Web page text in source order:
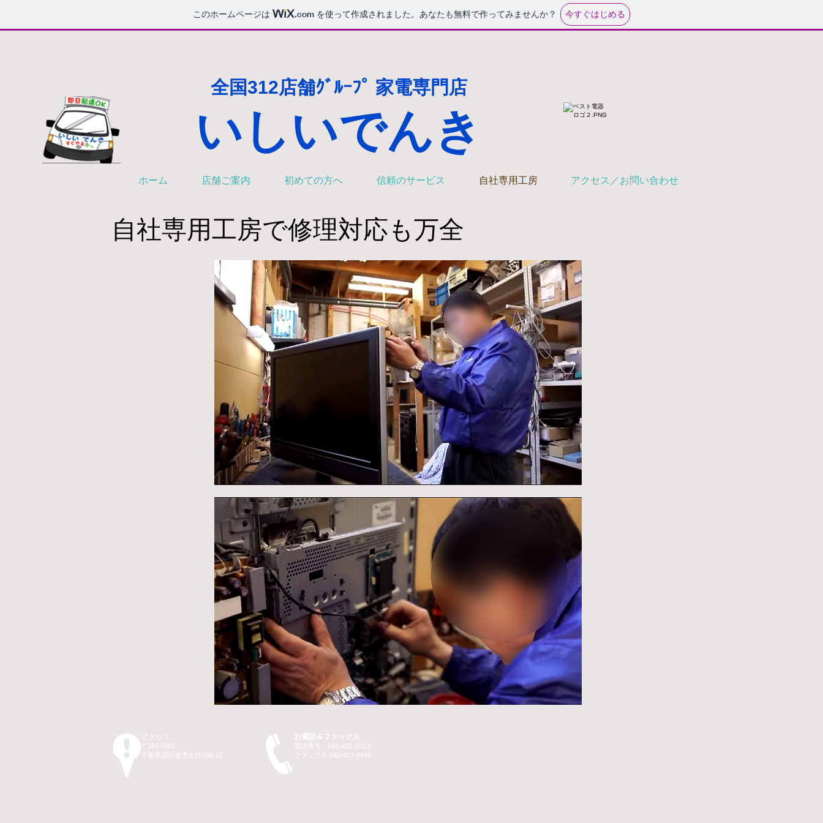
このホームページは .com を使って作成されました。あなたも無料で作ってみませんか？ 今すぐはじめる
全国312店舗ｸﾞﾙｰﾌﾟ 家電専門店
いしいでんき
ホーム 店舗ご案内 初めての方へ 信頼のサービス 自社専用工房 アクセス／お問い合わせ
自社専用工房で修理対応も万全
アクセス
〒284-0001
千葉県四街道市大日286-12
お電話＆ファックス
電話番号：043-422-203２
ファックス:043-422-8446